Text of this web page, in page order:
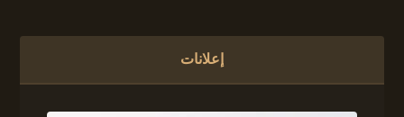
إعلانات